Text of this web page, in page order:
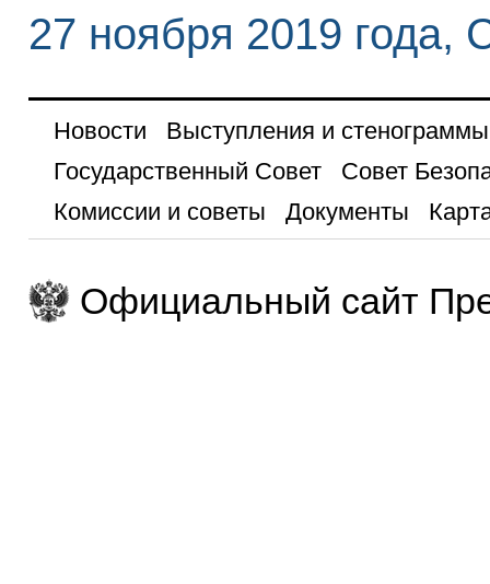
27 ноября 2019 года,
Новости
Выступления и стенограммы
Государственный Совет
Совет
Комиссии и советы
Документы
Официальный сайт